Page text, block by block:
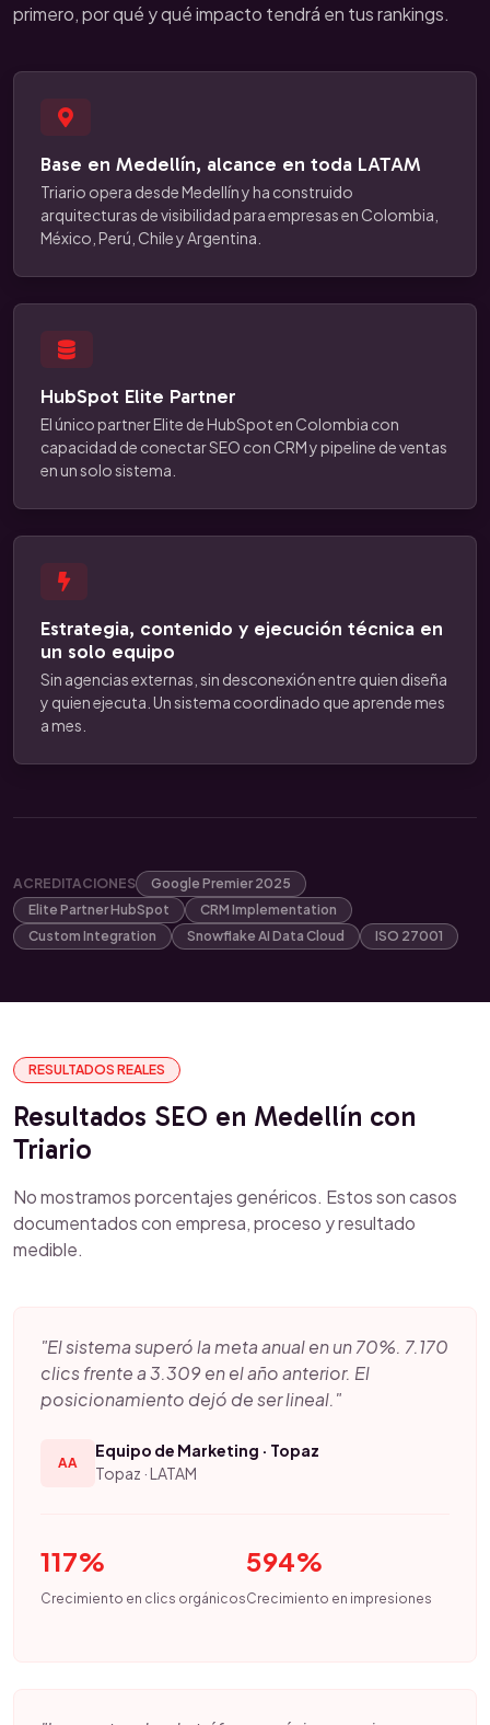
primero, por qué y qué impacto tendrá en tus rankings.
Base en Medellín, alcance en toda LATAM
Triario opera desde Medellín y ha construido
arquitecturas de visibilidad para empresas en Colombia,
México, Perú, Chile y Argentina.
HubSpot Elite Partner
El único partner Elite de HubSpot en Colombia con
capacidad de conectar SEO con CRM y pipeline de ventas
en un solo sistema.
Estrategia, contenido y ejecución técnica en
un solo equipo
Sin agencias externas, sin desconexión entre quien diseña
y quien ejecuta. Un sistema coordinado que aprende mes
a mes.
ACREDITACIONES
Google Premier 2025
Elite Partner HubSpot
CRM Implementation
Custom Integration
Snowflake AI Data Cloud ISO 27001
RESULTADOS REALES
Resultados SEO en Medellín con
Triario
No mostramos porcentajes genéricos. Estos son casos
documentados con empresa, proceso y resultado
medible.
"El sistema superó la meta anual en un 70%. 7.170
clics frente a 3.309 en el año anterior. El
posicionamiento dejó de ser lineal."
AA
Equipo de Marketing · Topaz
Topaz · LATAM
117%
Crecimiento en clics orgánicos
594%
Crecimiento en impresiones